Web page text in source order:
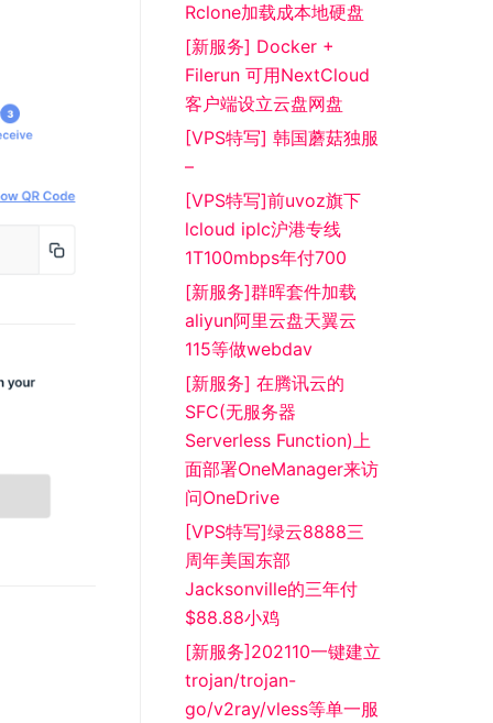
Rclone加载成本地硬盘
[新服务] Docker +
Filerun 可用NextCloud
客户端设立云盘网盘
[VPS特写] 韩国蘑菇独服
–
[VPS特写]前uvoz旗下
lcloud iplc沪港专线
1T100mbps年付700
[新服务]群晖套件加载
aliyun阿里云盘天翼云
115等做webdav
[新服务] 在腾讯云的
SFC(无服务器
Serverless Function)上
面部署OneManager来访
问OneDrive
[VPS特写]绿云8888三
周年美国东部
Jacksonville的三年付
$88.88小鸡
[新服务]202110一键建立
trojan/trojan-
go/v2ray/vless等单一服